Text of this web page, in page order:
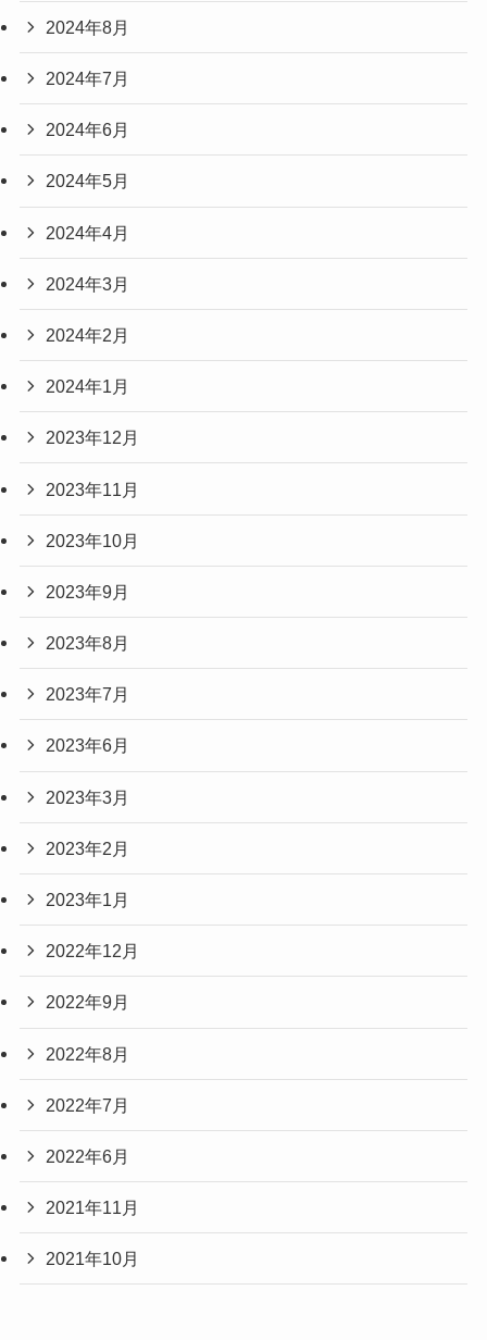
2024年8月
2024年7月
2024年6月
2024年5月
2024年4月
2024年3月
2024年2月
2024年1月
2023年12月
2023年11月
2023年10月
2023年9月
2023年8月
2023年7月
2023年6月
2023年3月
2023年2月
2023年1月
2022年12月
2022年9月
2022年8月
2022年7月
2022年6月
2021年11月
2021年10月